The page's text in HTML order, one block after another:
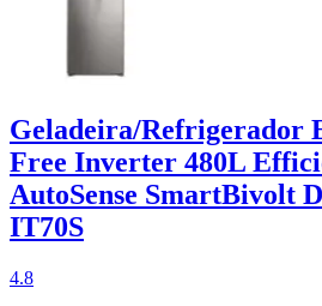
Geladeira/Refrigerador
Free Inverter 480L
AutoSense SmartBivolt
IT70S
4.8